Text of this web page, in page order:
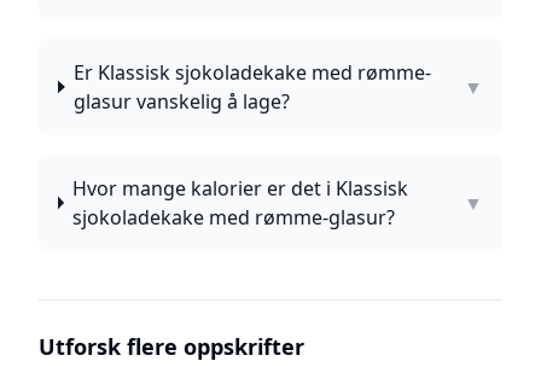
Er Klassisk sjokoladekake med rømme-
glasur vanskelig å lage?
▼
Hvor mange kalorier er det i Klassisk
sjokoladekake med rømme-glasur?
▼
Utforsk flere oppskrifter